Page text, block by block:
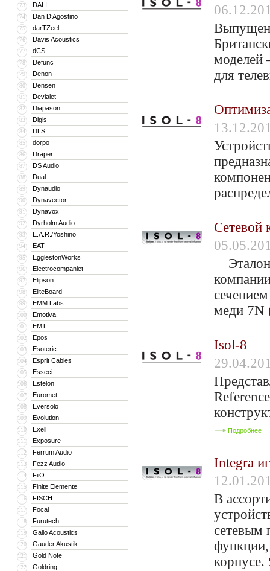
73 DALI
74 Dan D’Agostino
75 darTZeel
76 Davis Acoustics
77 dCS
78 Defunc
79 Denon
80 Densen
81 Devialet
82 Diapason
83 Digis
84 DLS
85 dorpo
86 Draper
87 DS Audio
88 Dual
89 Dynaudio
90 Dynavector
91 Dynavox
92 Dyrholm Audio
93 E.A.R./Yoshino
94 EAT
95 EgglestonWorks
96 Electrocompaniet
97 Elipson
98 EliteBoard
99 EMM Labs
100 Emotiva
101 EMT
102 Epos
103 Esoteric
104 Esprit Cables
105 Esseci
106 Estelon
107 Euromet
108 Eversolo
109 Evolution
110 Exell
111 Exposure
112 Ferrum Audio
113 Fezz Audio
114 FiiO
115 Finite Elemente
116 FISCH
117 Focal
118 Furutech
119 Gallo Acoustics
120 Gauder Akustik
121 Gold Note
122 Goldring
Выпущен
моделей
для
Сетевой
меди 7N
Isol-8
Подробнее
Integra
В
сетевым
функции,